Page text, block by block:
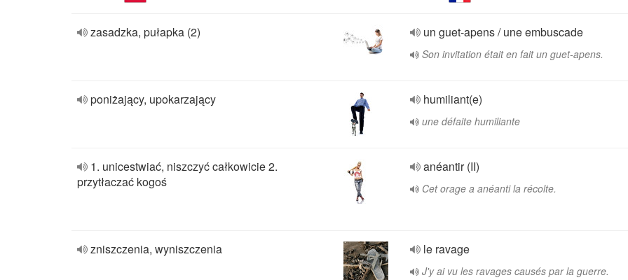
zasadzka, pułapka (2) un guet-apens / une embuscade
Son invitation était en fait un guet-apens.
poniżający, upokarzający humiliant(e)
une défaite humiliante
1. unicestwiać, niszczyć całkowicie 2.
przytłaczać kogoś
anéantir (II)
Cet orage a anéanti la récolte.
zniszczenia, wyniszczenia le ravage
J'y ai vu les ravages causés par la guerre.